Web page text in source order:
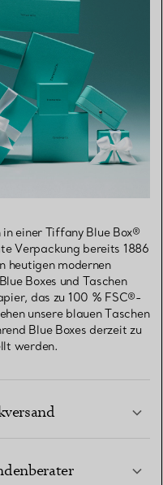
einer Tiffany Blue Box®
Verpackung bereits 1886
heutigen modernen
Boxes und Taschen
das zu 100 % FSC®-
unsere blauen Taschen
Blue Boxes derzeit zu
werden.